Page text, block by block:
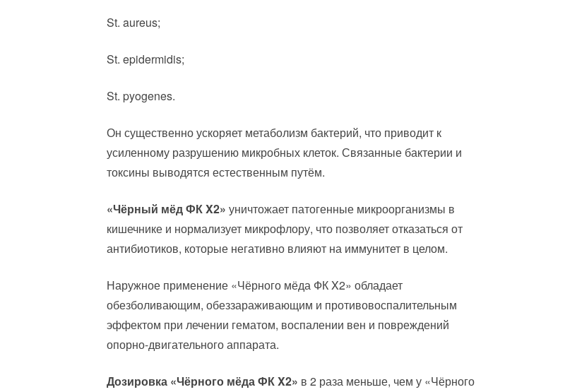
St. aureus;
St. epidermidis;
St. pyogenes.
Он существенно ускоряет метаболизм бактерий, что приводит к
усиленному разрушению микробных клеток. Связанные бактерии и
токсины выводятся естественным путём.
«Чёрный мёд ФК X2» уничтожает патогенные микроорганизмы в
кишечнике и нормализует микрофлору, что позволяет отказаться от
антибиотиков, которые негативно влияют на иммунитет в целом.
Наружное применение «Чёрного мёда ФК X2» обладает
обезболивающим, обеззараживающим и противовоспалительным
эффектом при лечении гематом, воспалении вен и повреждений
опорно-двигательного аппарата.
Дозировка «Чёрного мёда ФК X2» в 2 раза меньше, чем у «Чёрного